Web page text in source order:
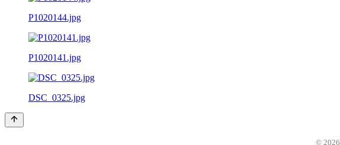
P1020144.jpg
P1020141.jpg
DSC_0325.jpg
© 2026